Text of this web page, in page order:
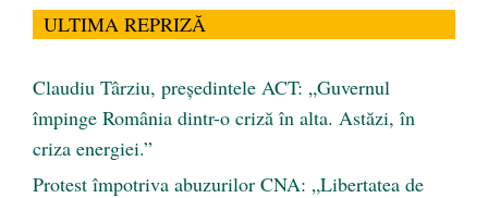
ULTIMA REPRIZĂ
Claudiu Târziu, președintele ACT: „Guvernul
împinge România dintr-o criză în alta. Astăzi, în
criza energiei.”
Protest împotriva abuzurilor CNA: „Libertatea de